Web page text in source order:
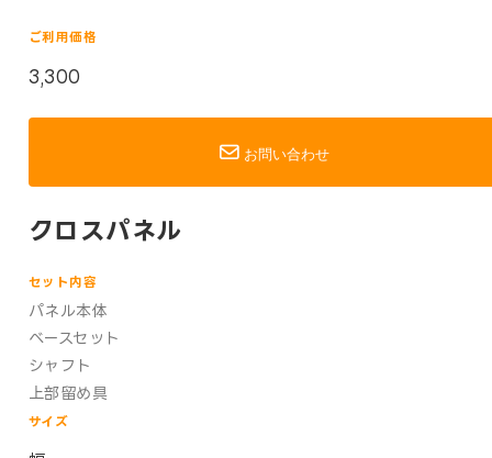
ご利用価格
3,300
お問い合わせ
クロスパネル
セット内容
パネル本体
ベースセット
シャフト
上部留め具
サイズ